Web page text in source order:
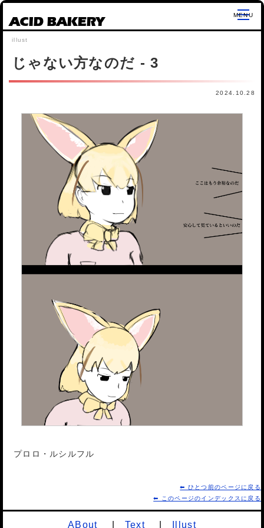
ACID BAKERY
じゃない方なのだ - 3
2024.10.28
プロロ・ルシルフル
⬅ ひとつ前のページに戻る
⬅ このページのインデックスに戻る
ABout Text Illust